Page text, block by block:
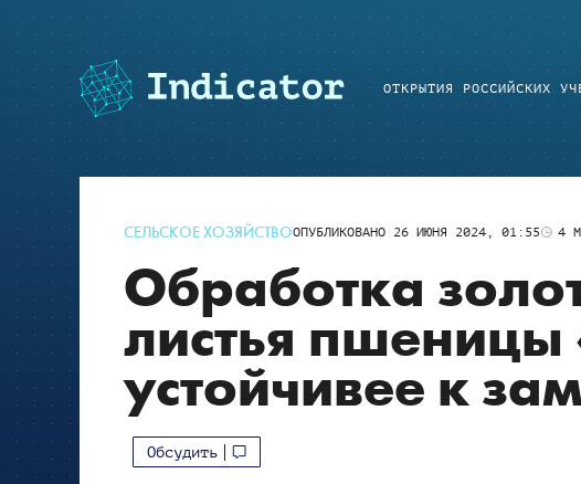
ОТКРЫТИЯ РОССИЙСКИХ
СЕЛЬСКОЕ ХОЗЯЙСТВООПУБЛИКОВАНО 26 ИЮНЯ 2024, 01:55 4
Обработка
листья пшеницы
устойчивее к
Обсудить